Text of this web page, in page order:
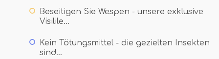
Beseitigen Sie Wespen - unsere exklusive
Visilile…
Kein Tötungsmittel - die gezielten Insekten
sind…